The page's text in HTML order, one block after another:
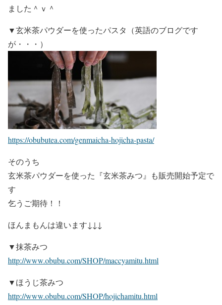
ました＾ｖ＾
▼玄米茶パウダーを使ったパスタ（英語のブログです
が・・・）
https://obubutea.com/genmaicha-hojicha-pasta/
そのうち
玄米茶パウダーを使った『玄米茶みつ』も販売開始予定で
す
乞うご期待！！
ほんまもんは違います↓↓↓
▼抹茶みつ
http://www.obubu.com/SHOP/maccyamitu.html
▼ほうじ茶みつ
http://www.obubu.com/SHOP/hojichamitu.html